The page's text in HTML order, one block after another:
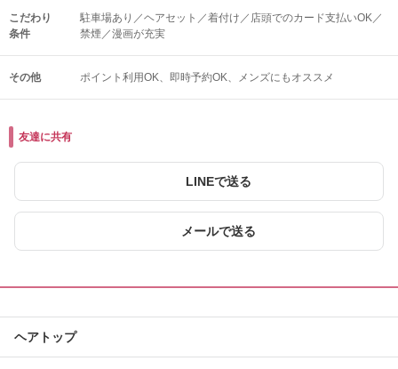
こだわり
条件
駐車場あり／ヘアセット／着付け／店頭でのカード支払いOK／
禁煙／漫画が充実
その他 ポイント利用OK 即時予約OK メンズにもオススメ
友達に共有
LINEで送る
メールで送る
ヘアトップ